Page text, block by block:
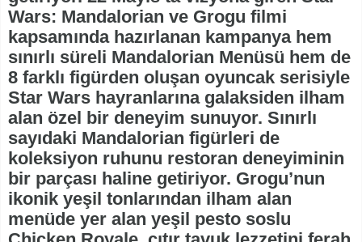
Wars: Mandalorian ve Grogu filmi
kapsamında hazırlanan kampanya hem
sınırlı süreli Mandalorian Menüsü hem de
8 farklı figürden oluşan oyuncak serisiyle
Star Wars hayranlarına galaksiden ilham
alan özel bir deneyim sunuyor. Sınırlı
sayıdaki Mandalorian figürleri de
koleksiyon ruhunu restoran deneyiminin
bir parçası haline getiriyor. Grogu’nun
ikonik yeşil tonlarından ilham alan
menüde yer alan yeşil pesto soslu